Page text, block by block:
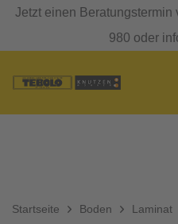
Jetzt einen Beratungstermin
980 oder
Startseite Boden Laminat